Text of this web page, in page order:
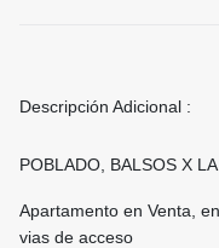
Descripción Adicional :
POBLADO, BALSOS X
Apartamento en Venta,
vias de acceso